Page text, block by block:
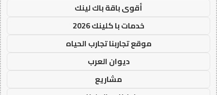
أقوى باقة باك لينك
خدمات با كلينك 2026
موقع تجاربنا تجارب الحياه
ديوان العرب
مشاريع